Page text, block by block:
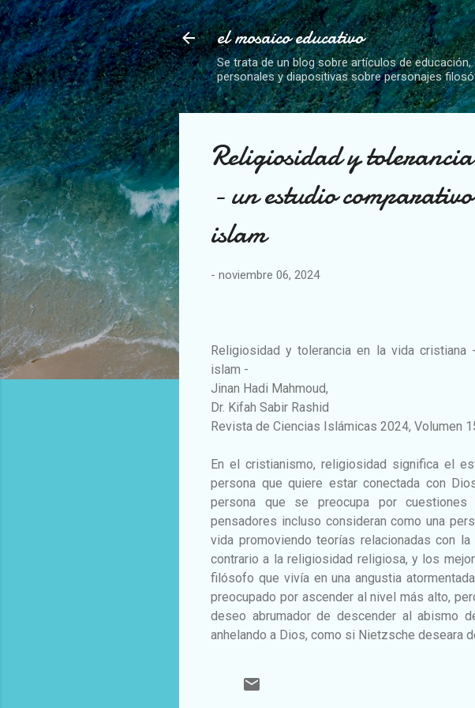
el mosaico educativo
Se trata de un blog sobre artículos de
personales y diapositivas sobre personajes
Religiosidad y
- un estudio
islam
- noviembre 06, 2024
Religiosidad y tolerancia en la vida
islam -
Jinan Hadi Mahmoud,
Dr. Kifah Sabir Rashid
Revista de Ciencias Islámicas 2024, Volumen
En el cristianismo, religiosidad significa el
persona que quiere estar conectada con
persona que se preocupa por
pensadores incluso consideran como una
vida promoviendo teorías relacionadas con
contrario a la religiosidad religiosa, y los
filósofo que vivía en una angustia
preocupado por ascender al nivel más alto,
deseo abrumador de descender al abismo
anhelando a Dios, como si Nietzsche deseara